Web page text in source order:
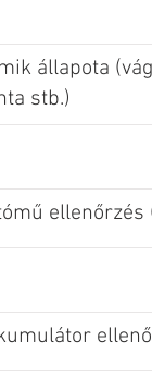
állapota
stb.)
ellenőrzés